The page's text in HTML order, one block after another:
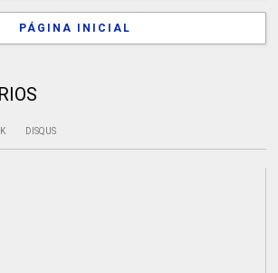
PÁGINA INICIAL
DISQUS